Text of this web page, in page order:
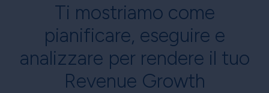
Ti mostriamo come
pianificare, eseguire e
analizzare per rendere il tuo
Revenue Growth